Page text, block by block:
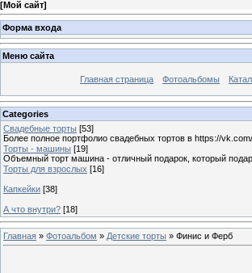
[Мой сайт]
Форма входа
Меню сайта
Главная страница Фотоальбомы
Categories
Свадебные торты [53]
Более полное портфолио свадебных тортов в https://
Торты - машины [19]
Объемный торт машина - отличный подарок, который
Торты для взрослых [16]
Капкейки [38]
А что внутри? [18]
Главная » Фотоальбом » Детские торты » Финис и Ферб